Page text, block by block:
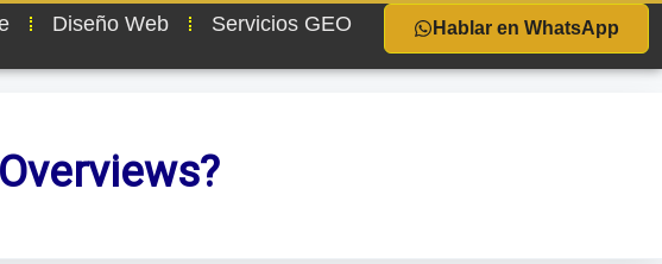
Diseño Web Servicios GEO Hablar en WhatsApp